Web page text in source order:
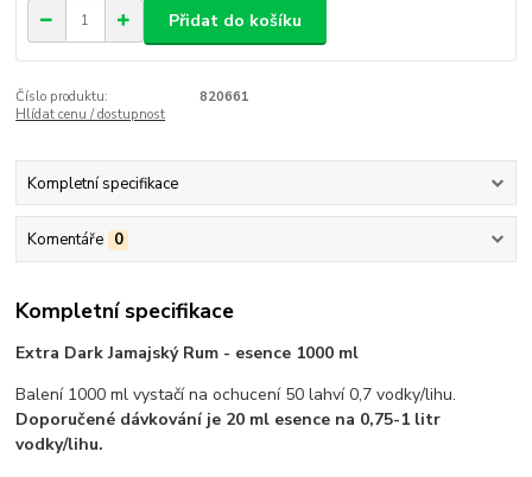
Přidat do košíku
Číslo produktu:
820661
Hlídat cenu / dostupnost
Kompletní specifikace
Komentáře 0
Kompletní specifikace
Extra Dark Jamajský Rum - esence 1000 ml
Balení 1000 ml vystačí na ochucení 50 lahví 0,7 vodky/lihu.
Doporučené dávkování je 20 ml esence na 0,75-1 litr
vodky/lihu.